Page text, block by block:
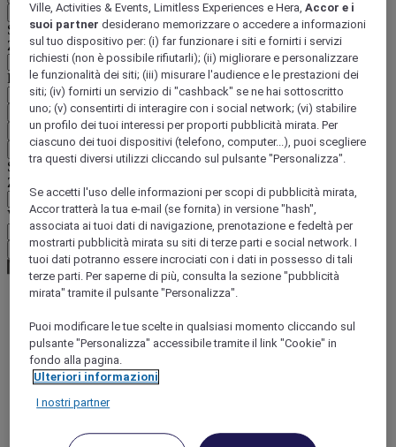
Indietro
Selezionare il Paese e la lingua qui di seguito
Zona geografica
Paese/Regione - Lingua
Confermare Paese e lingua
EUR (€)
Indietro
Selezionare la valuta qui di seguito
Zona geografica
Valuta
Confermare la valuta
World
Europe
Spain
GALICIA
Lugo
Ville, Activities & Events, Limitless Experiences e Hera,Accor e i
suoi partner desiderano memorizzare o accedere a informazioni
sul tuo dispositivo per: (i) far funzionare i siti e fornirti i servizi
richiesti (non è possibile rifiutarli); (ii) migliorare e personalizzare
le funzionalità dei siti; (iii) misurare l'audience e le prestazioni dei
siti; (iv) fornirti un servizio di "cashback" se ne hai sottoscritto
uno; (v) consentirti di interagire con i social network; (vi) stabilire
un profilo dei tuoi interessi per proporti pubblicità mirata. Per
ciascuno dei tuoi dispositivi (telefono, computer...), puoi scegliere
tra questi diversi utilizzi cliccando sul pulsante "Personalizza".
Se accetti l'uso delle informazioni per scopi di pubblicità mirata,
Accor tratterà la tua e-mail (se fornita) in versione "hash",
associata ai tuoi dati di navigazione, prenotazione e fedeltà per
mostrarti pubblicità mirata su siti di terze parti e social network. I
tuoi dati potranno essere incrociati con i dati in possesso di tali
terze parti. Per saperne di più, consulta la sezione "pubblicità
mirata" tramite il pulsante "Personalizza".
Puoi modificare le tue scelte in qualsiasi momento cliccando sul
pulsante "Personalizza" accessibile tramite il link "Cookie" in
fondo alla pagina.
Ulteriori informazioni
I nostri partner